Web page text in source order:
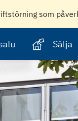
som
Sälja